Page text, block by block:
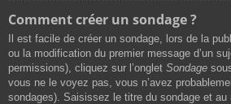
Comment créer un sondage ?
Il est facile de créer un sondage, lors de la
ou la modification du premier message d’un
permissions), cliquez sur l’onglet Sondage
vous ne le voyez pas, vous n’avez
sondages). Saisissez le titre du sondage et au